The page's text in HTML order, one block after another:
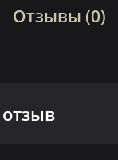
Отзывы (0)